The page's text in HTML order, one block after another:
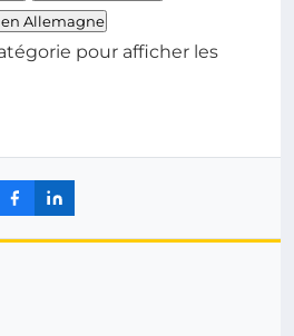
Allemagne
pour afficher les